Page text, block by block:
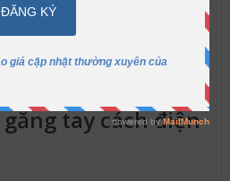
Không có bình luận
tay cách điện